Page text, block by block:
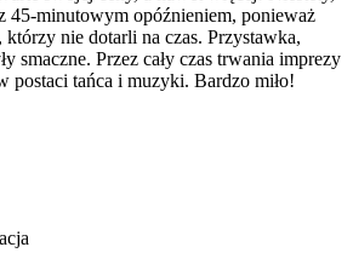
45-minutowym opóźnieniem, ponieważ
nie dotarli na czas. Przystawka,
smaczne. Przez cały czas trwania imprezy
postaci tańca i muzyki. Bardzo miło!